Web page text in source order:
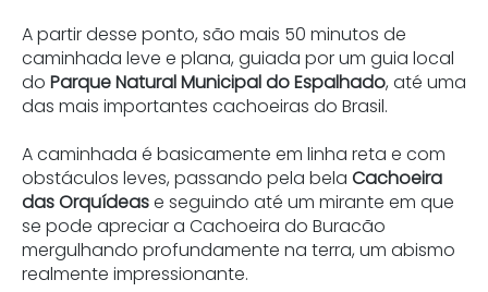
A partir desse ponto, são mais 50 minutos de
caminhada leve e plana, guiada por um guia local
do Parque Natural Municipal do Espalhado, até uma
das mais importantes cachoeiras do Brasil.
A caminhada é basicamente em linha reta e com
obstáculos leves, passando pela bela Cachoeira
das Orquídease seguindo até um mirante em que
se pode apreciar a Cachoeira do Buracão
mergulhando profundamente na terra, um abismo
realmente impressionante.